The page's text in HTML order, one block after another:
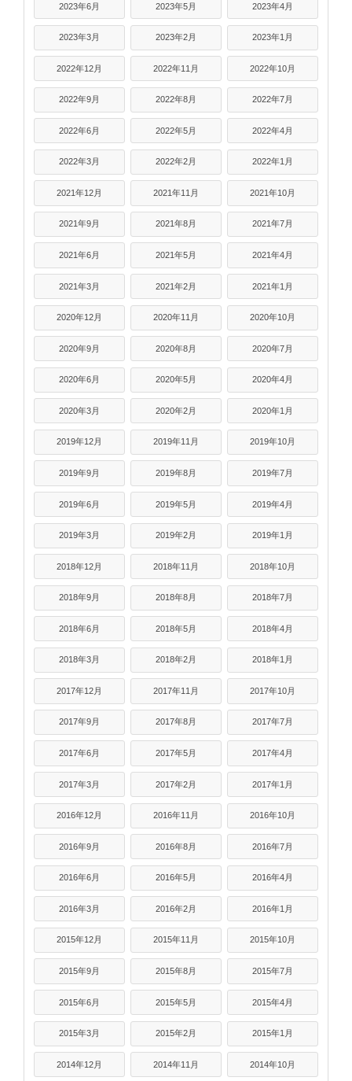
2023年6月 2023年5月 2023年4月
2023年3月 2023年2月 2023年1月
2022年12月 2022年11月 2022年10月
2022年9月 2022年8月 2022年7月
2022年6月 2022年5月 2022年4月
2022年3月 2022年2月 2022年1月
2021年12月 2021年11月 2021年10月
2021年9月 2021年8月 2021年7月
2021年6月 2021年5月 2021年4月
2021年3月 2021年2月 2021年1月
2020年12月 2020年11月 2020年10月
2020年9月 2020年8月 2020年7月
2020年6月 2020年5月 2020年4月
2020年3月 2020年2月 2020年1月
2019年12月 2019年11月 2019年10月
2019年9月 2019年8月 2019年7月
2019年6月 2019年5月 2019年4月
2019年3月 2019年2月 2019年1月
2018年12月 2018年11月 2018年10月
2018年9月 2018年8月 2018年7月
2018年6月 2018年5月 2018年4月
2018年3月 2018年2月 2018年1月
2017年12月 2017年11月 2017年10月
2017年9月 2017年8月 2017年7月
2017年6月 2017年5月 2017年4月
2017年3月 2017年2月 2017年1月
2016年12月 2016年11月 2016年10月
2016年9月 2016年8月 2016年7月
2016年6月 2016年5月 2016年4月
2016年3月 2016年2月 2016年1月
2015年12月 2015年11月 2015年10月
2015年9月 2015年8月 2015年7月
2015年6月 2015年5月 2015年4月
2015年3月 2015年2月 2015年1月
2014年12月 2014年11月 2014年10月